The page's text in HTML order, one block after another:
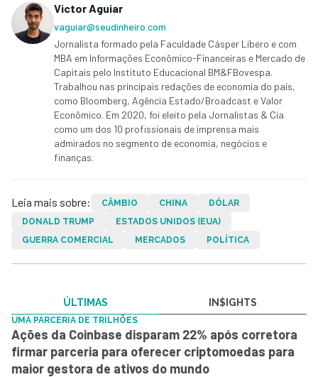
Victor Aguiar
vaguiar@seudinheiro.com
Jornalista formado pela Faculdade Cásper Líbero e com
MBA em Informações Econômico-Financeiras e Mercado de
Capitais pelo Instituto Educacional BM&FBovespa.
Trabalhou nas principais redações de economia do país,
como Bloomberg, Agência Estado/Broadcast e Valor
Econômico. Em 2020, foi eleito pela Jornalistas & Cia
como um dos 10 profissionais de imprensa mais
admirados no segmento de economia, negócios e
finanças.
Leia mais sobre: CÂMBIO CHINA
DÓLAR
DONALD TRUMP
ESTADOS UNIDOS (EUA)
GUERRA COMERCIAL
MERCADOS POLÍTICA
ÚLTIMAS IN$IGHTS
UMA PARCERIA DE TRILHÕES
Ações da Coinbase disparam 22% após corretora
firmar parceria para oferecer criptomoedas para
maior gestora de ativos do mundo